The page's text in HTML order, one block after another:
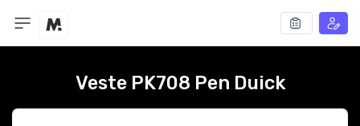
Veste PK708 Pen Duick